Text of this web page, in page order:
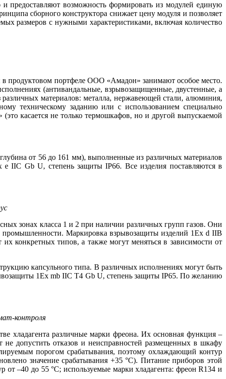
предоставляют возможность формировать из модулей единую
сборного конструктора снижает це­ну модуля и позволяет
размеров с нужными характеристиками, включая количество
в продуктовом портфеле ООО «Амадон» занимают особое место.
(антивандальные, взрывозащищенные, двустенные, а
материалов: металла, нержавеющей стали, алюминия,
техническому заданию или с использованием специально
касается не только термошкафов, но и другой выпускаемой
от 56 до 161 мм), выполненные из различных материалов
IIC Gb U, степень защиты IP66. Все изделия поставляются в
зонах класса 1 и 2 при наличии различных групп газов. Они
промышленности. Маркировка взрывозащиты изделий 1Ex d IIB
конкретных типов, а также могут меняться в зависимости от
капсульного ти­па. В различных исполнениях могут быть
1Ex mb IIC T4 Gb U, степень защиты IP65. По желанию
контроля
различные марки фреона. Их основная функция –
не допустить отказов и неисправностей размещенных в шкафу
порогом срабатывания, поэтому охлаждающий контур
значение срабатывания +35 °C). Питание приборов этой
–40 до 55 °C; используемые марки хладагента: фреон R134 и